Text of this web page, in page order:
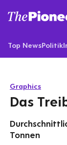
Top NewsPolitik
Graphics
Das
Tonnen